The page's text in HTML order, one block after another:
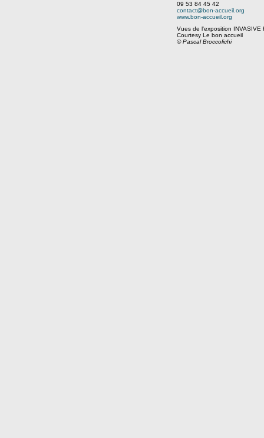
09 53 84 45 42
contact@bon-accueil.org
www.bon-accueil.org
Vues de l'exposition INVASIVE
Courtesy Le bon accueil
© Pascal Broccolichi